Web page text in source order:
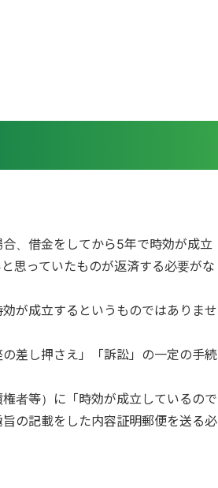
、借金をしてから5年で時効が成立
思っていたものが返済する必要がな
が成立するというものではありませ
差し押さえ」「訴訟」の一定の手続
者等）に「時効が成立しているので
の記載をした内容証明郵便を送る必